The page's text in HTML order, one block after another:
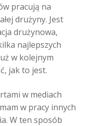
pracują na
drużyny. Jest
drużynowa,
najlepszych
w kolejnym
jak to jest.
w mediach
w pracy innych
W ten sposób